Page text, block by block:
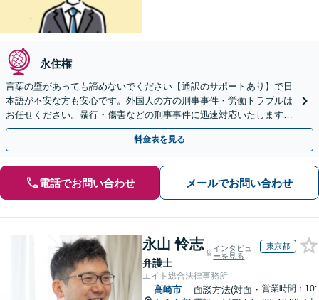
永住権
言葉の壁があっても諦めないでください【通訳のサポートあり】で日
本語が不安な方も安心です。外国人の方の刑事事件・労働トラブルは
お任せください。暴行・傷害などの刑事事件に迅速対応いたします。
【事前予約で休日・夜間面談可】
料金表を見る
電話でお問い合わせ メールでお問い合わせ
永山 怜志
弁護士
インタビュ
ーを見る
東京都
エイト総合法律事務所
高崎市
面談方法(対面・ 営業時間：10: